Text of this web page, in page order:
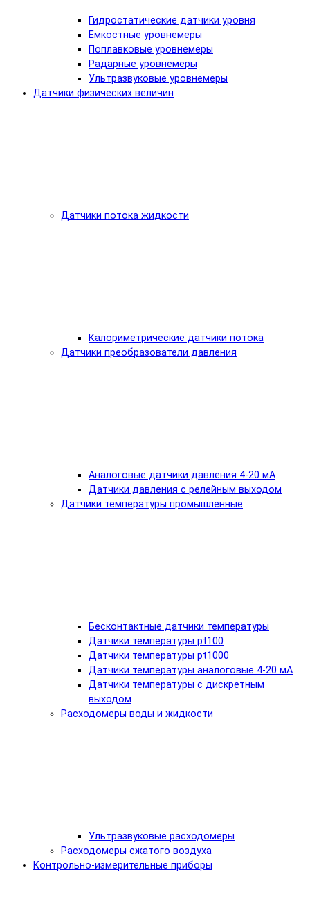
Гидростатические датчики уровня
Емкостные уровнемеры
Поплавковые уровнемеры
Радарные уровнемеры
Ультразвуковые уровнемеры
Датчики физических величин
Датчики потока жидкости
Калориметрические датчики потока
Датчики преобразователи давления
Аналоговые датчики давления 4-20 мА
Датчики давления с релейным выходом
Датчики температуры промышленные
Бесконтактные датчики температуры
Датчики температуры pt100
Датчики температуры pt1000
Датчики температуры аналоговые 4-20 мА
Датчики температуры с дискретным
выходом
Расходомеры воды и жидкости
Ультразвуковые расходомеры
Расходомеры сжатого воздуха
Контрольно-измерительные приборы